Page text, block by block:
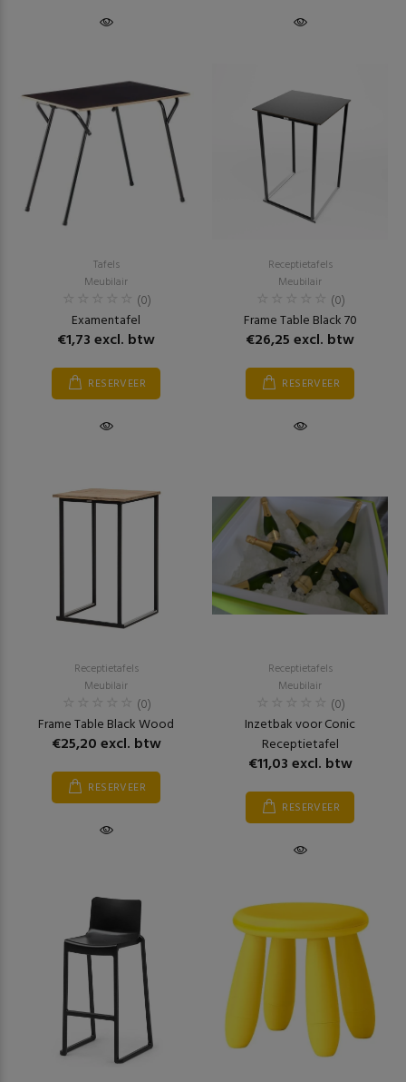
Tafels
Meubilair
(0)
Examentafel
€1,73 excl. btw
RESERVEER
Receptietafels
Meubilair
(0)
Frame Table Black 70
€26,25 excl. btw
RESERVEER
Receptietafels
Meubilair
(0)
Frame Table Black Wood
€25,20 excl. btw
RESERVEER
Receptietafels
Meubilair
(0)
Inzetbak voor Conic
Receptietafel
€11,03 excl. btw
RESERVEER